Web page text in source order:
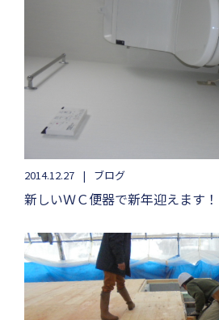
2014.12.27 ブログ
新しいＷＣ便器で新年迎えます！